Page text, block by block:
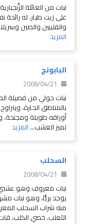
نبات من العائلة
على زيت طيار، له رائحة
والفليبين والصين
المزيد
البابونج
2008/04/21
نبات حولي من فصيلة
أوراقه طويلة ومجنحة،
تميز العشب...المزيد
السحلب
2008/04/21
نبات معروف وهو عشبي
يوجد بريًّا، وهو نبات
منه شراب السحلب
الثعلب، خصي الكلب،